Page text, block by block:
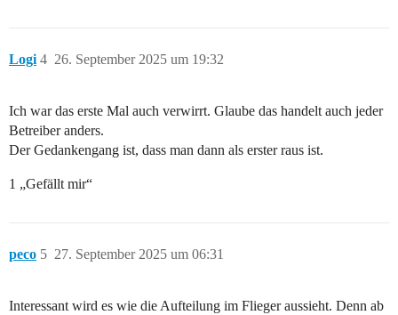
Logi 26. September 2025 um 19:32
4
Ich war das erste Mal auch verwirrt. Glaube das handelt auch jeder
Betreiber anders.
Der Gedankengang ist, dass man dann als erster raus ist.
1 „Gefällt mir“
peco 27. September 2025 um 06:31
5
Interessant wird es wie die Aufteilung im Flieger aussieht. Denn ab